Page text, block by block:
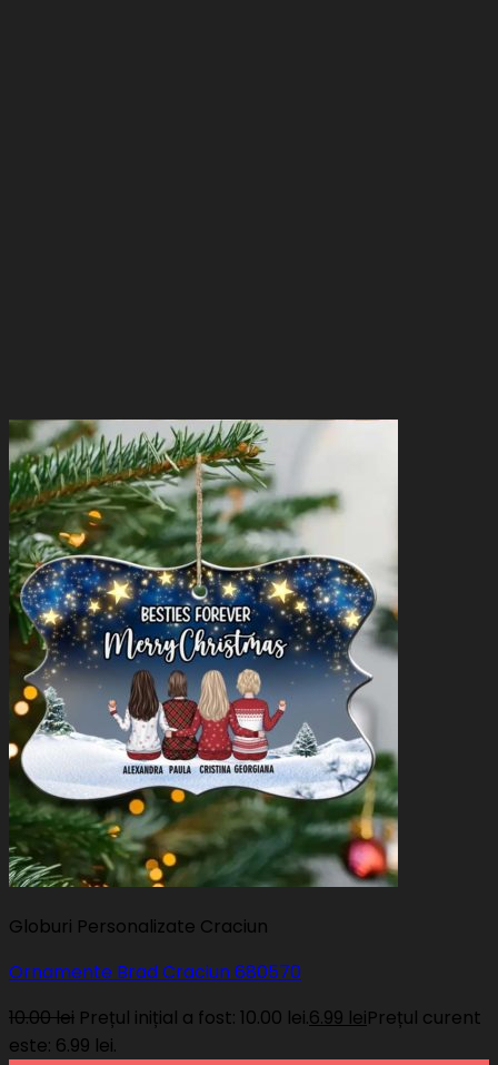
Globuri Personalizate Craciun
Ornamente Brad Craciun 680570
10.00lei Prețul inițial a fost: 10.00 lei.6.99 leiPrețul curent
este: 6.99 lei.